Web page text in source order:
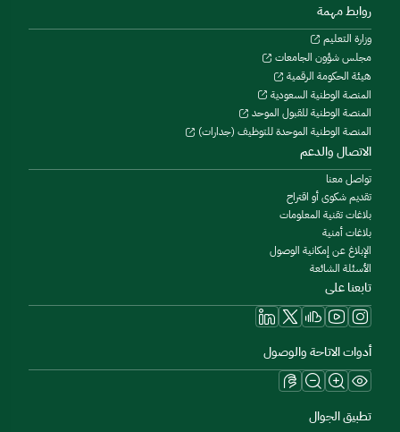
روابط مهمة
وزارة التعليم
مجلس شؤون الجامعات
هيئة الحكومة الرقمية
المنصة الوطنية السعودية
المنصة الوطنية للقبول الموحد
المنصة الوطنية الموحدة للتوظيف (جدارات)
الاتصال والدعم
تواصل معنا
تقديم شكوى أو اقتراح
بلاغات تقنية المعلومات
بلاغات أمنية
الإبلاغ عن إمكانية الوصول
الأسئلة الشائعة
تابعنا على
أدوات الاتاحة والوصول
تطبيق الجوال